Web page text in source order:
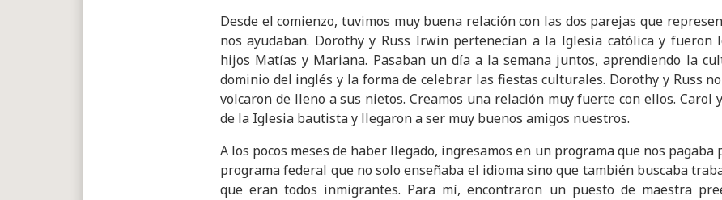
Desde el comienzo, tuvimos muy buena relación con las dos parejas que
nos ayudaban. Dorothy y Russ Irwin pertenecían a la Iglesia católica y fueron
hijos Matías y Mariana. Pasaban un día a la semana juntos, aprendiendo la
dominio del inglés y la forma de celebrar las fiestas culturales. Dorothy y Russ
volcaron de lleno a sus nietos. Creamos una relación muy fuerte con ellos. Carol
de la Iglesia bautista y llegaron a ser muy buenos amigos nuestros.
A los pocos meses de haber llegado, ingresamos en un programa que nos
programa federal que no solo enseñaba el idioma sino que también buscaba
que eran todos inmigrantes. Para mí, encontraron un puesto de maestra